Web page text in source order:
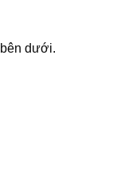
dưới.